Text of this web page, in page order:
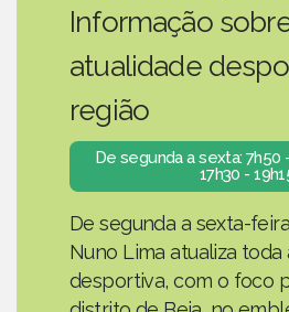
Informação
atualidade
região
De segunda a sexta: 7h50
17h30 -
De segunda a sexta-
Nuno Lima atualiza
desportiva, com o foco